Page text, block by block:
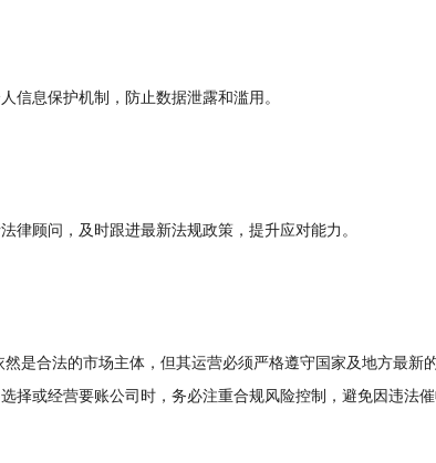
息保护机制，防止数据泄露和滥用。
顾问，及时跟进最新法规政策，提升应对能力。
合法的市场主体，但其运营必须严格遵守国家及地方最新
择或经营要账公司时，务必注重合规风险控制，避免因违法催